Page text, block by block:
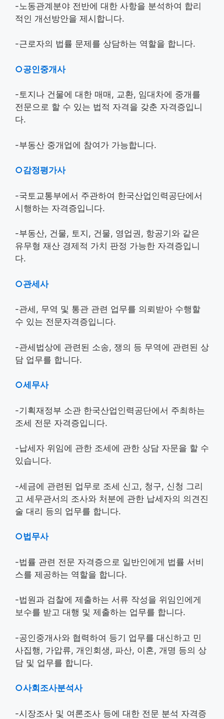
-노동관계분야 전반에 대한 사항을 분석하여 합리
적인 개선방안을 제시합니다.
-근로자의 법률 문제를 상담하는 역할을 합니다.
○공인중개사
-토지나 건물에 대한 매매, 교환, 임대차에 중개를
전문으로 할 수 있는 법적 자격을 갖춘 자격증입니
다.
-부동산 중개업에 참여가 가능합니다.
○감정평가사
-국토교통부에서 주관하여 한국산업인력공단에서
시행하는 자격증입니다.
-부동산, 건물, 토지, 건물, 영업권, 항공기와 같은
유무형 재산 경제적 가치 판정 가능한 자격증입니
다.
○관세사
-관세, 무역 및 통관 관련 업무를 의뢰받아 수행할
수 있는 전문자격증입니다.
-관세법상에 관련된 소송, 쟁의 등 무역에 관련된 상
담 업무를 합니다.
○세무사
-기획재정부 소관 한국산업인력공단에서 주최하는
조세 전문 자격증입니다.
-납세자 위임에 관한 조세에 관한 상담 자문을 할 수
있습니다.
-세금에 관련된 업무로 조세 신고, 청구, 신청 그리
고 세무관서의 조사와 처분에 관한 납세자의 의견진
술 대리 등의 업무를 합니다.
○법무사
-법률 관련 전문 자격증으로 일반인에게 법률 서비
스를 제공하는 역할을 합니다.
-법원과 검찰에 제출하는 서류 작성을 위임인에게
보수를 받고 대행 및 제출하는 업무를 합니다.
-공인중개사와 협력하여 등기 업무를 대신하고 민
사집행, 가압류, 개인회생, 파산, 이혼, 개명 등의 상
담 및 업무를 합니다.
○사회조사분석사
-시장조사 및 여론조사 등에 대한 전문 분석 자격증